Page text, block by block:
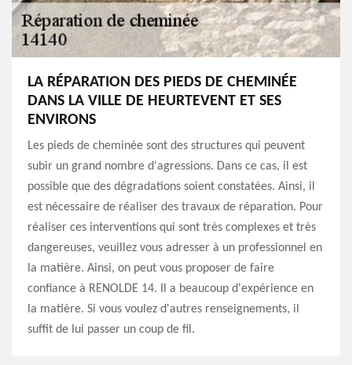
LA RÉPARATION DES PIEDS DE CHEMINÉE
DANS LA VILLE DE HEURTEVENT ET SES
ENVIRONS
Les pieds de cheminée sont des structures qui peuvent
subir un grand nombre d'agressions. Dans ce cas, il est
possible que des dégradations soient constatées. Ainsi, il
est nécessaire de réaliser des travaux de réparation. Pour
réaliser ces interventions qui sont très complexes et très
dangereuses, veuillez vous adresser à un professionnel en
la matière. Ainsi, on peut vous proposer de faire
confiance à RENOLDE 14. Il a beaucoup d'expérience en
la matière. Si vous voulez d'autres renseignements, il
suffit de lui passer un coup de fil.